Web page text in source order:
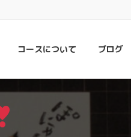
コースについて ブログ